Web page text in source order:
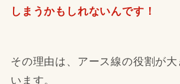
しまうかもしれないんです！
その理由は、アース線の役割が
います。